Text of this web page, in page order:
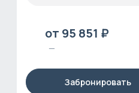
от 95 851 ₽
—
Забронировать